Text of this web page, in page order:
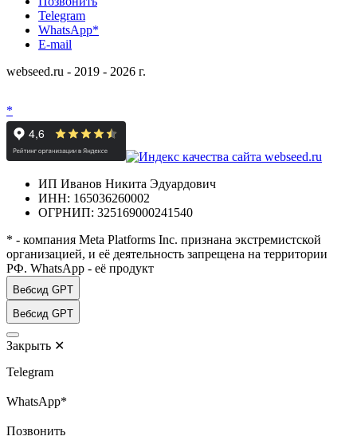
Telegram
WhatsApp*
E-mail
webseed.ru - 2019 - 2026 г.
*
ИП Иванов Никита Эдуардович
ИНН: 165036260002
ОГРНИП: 325169000241540
* - компания Meta Platforms Inc. признана экстремистской
организацией, и её деятельность запрещена на территории
РФ. WhatsApp - её продукт
Вебсид GPT
Вебсид GPT
Закрыть ✕
Telegram
WhatsApp*
Позвонить